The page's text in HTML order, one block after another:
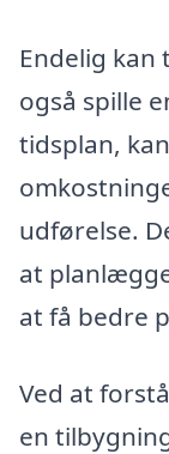
Endelig
også spille
tidsplan,
udførelse.
at
at få bedre
Ved at
en